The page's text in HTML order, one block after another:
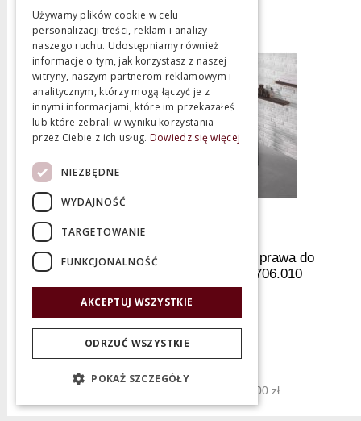
Hoesch Largo Wanna trapezowa prawa do
zabudowy 180x140 cm biały 3706.010
3 915,00 zł
Najniższa cena z 30 dni: 3 915,00 zł
Używamy plików cookie w celu
personalizacji treści, reklam i analizy
naszego ruchu. Udostępniamy również
informacje o tym, jak korzystasz z naszej
witryny, naszym partnerom reklamowym i
analitycznym, którzy mogą łączyć je z
innymi informacjami, które im przekazałeś
lub które zebrali w wyniku korzystania
przez Ciebie z ich usług. Dowiedz się więcej
NIEZBĘDNE
WYDAJNOŚĆ
TARGETOWANIE
FUNKCJONALNOŚĆ
AKCEPTUJ WSZYSTKIE
ODRZUĆ WSZYSTKIE
POKAŻ SZCZEGÓŁY